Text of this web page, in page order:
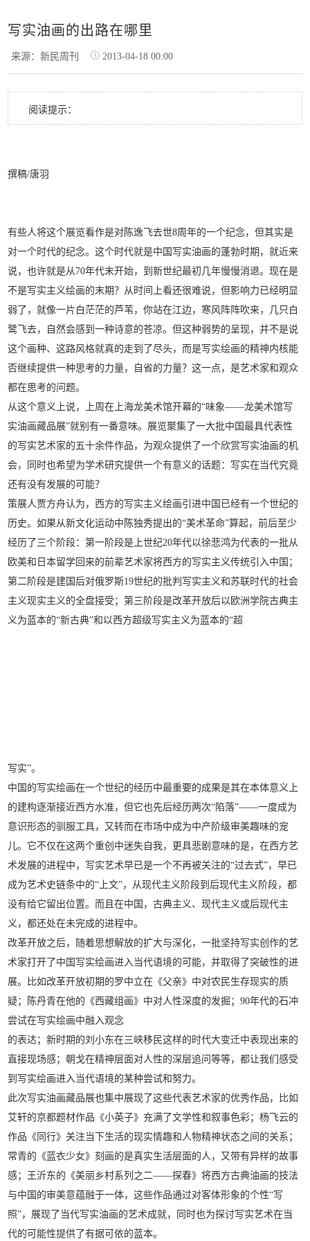
写实油画的出路在哪里
来源：新民周刊 2013-04-18 00:00
阅读提示：
撰稿/唐羽
有些人将这个展览看作是对陈逸飞去世8周年的一个纪念，但其实是
对一个时代的纪念。这个时代就是中国写实油画的蓬勃时期，就近来
说，也许就是从70年代末开始，到新世纪最初几年慢慢消退。现在是
不是写实主义绘画的末期？从时间上看还很难说，但影响力已经明显
弱了，就像一片白茫茫的芦苇，你站在江边，寒风阵阵吹来，几只白
鹭飞去，自然会感到一种诗意的苍凉。但这种弱势的呈现，并不是说
这个画种、这路风格就真的走到了尽头，而是写实绘画的精神内核能
否继续提供一种思考的力量，自省的力量？这一点，是艺术家和观众
都在思考的问题。
从这个意义上说，上周在上海龙美术馆开幕的“味象——龙美术馆写
实油画藏品展”就别有一番意味。展览聚集了一大批中国最具代表性
的写实艺术家的五十余件作品，为观众提供了一个欣赏写实油画的机
会，同时也希望为学术研究提供一个有意义的话题：写实在当代究竟
还有没有发展的可能？
策展人贾方舟认为，西方的写实主义绘画引进中国已经有一个世纪的
历史。如果从新文化运动中陈独秀提出的“美术革命”算起，前后至少
经历了三个阶段：第一阶段是上世纪20年代以徐悲鸿为代表的一批从
欧美和日本留学回来的前辈艺术家将西方的写实主义传统引入中国；
第二阶段是建国后对俄罗斯19世纪的批判写实主义和苏联时代的社会
主义现实主义的全盘接受；第三阶段是改革开放后以欧洲学院古典主
义为蓝本的“新古典”和以西方超级写实主义为蓝本的“超
写实”。
中国的写实绘画在一个世纪的经历中最重要的成果是其在本体意义上
的建构逐渐接近西方水准，但它也先后经历两次“陷落”——一度成为
意识形态的驯服工具，又转而在市场中成为中产阶级审美趣味的宠
儿。它不仅在这两个重创中迷失自我，更具悲剧意味的是，在西方艺
术发展的进程中，写实艺术早已是一个不再被关注的“过去式”，早已
成为艺术史链条中的“上文”，从现代主义阶段到后现代主义阶段，都
没有给它留出位置。而且在中国，古典主义、现代主义或后现代主
义，都还处在未完成的进程中。
改革开放之后，随着思想解放的扩大与深化，一批坚持写实创作的艺
术家打开了中国写实绘画进入当代语境的可能，并取得了突破性的进
展。比如改革开放初期的罗中立在《父亲》中对农民生存现实的质
疑；陈丹青在他的《西藏组画》中对人性深度的发掘；90年代的石冲
尝试在写实绘画中融入观念
的表达；新时期的刘小东在三峡移民这样的时代大变迁中表现出来的
直接现场感；朝戈在精神层面对人性的深层追问等等，都让我们感受
到写实绘画进入当代语境的某种尝试和努力。
此次写实油画藏品展也集中展现了这些代表艺术家的优秀作品，比如
艾轩的京都题材作品《小英子》充满了文学性和叙事色彩；杨飞云的
作品《同行》关注当下生活的现实情趣和人物精神状态之间的关系；
常青的《蓝衣少女》刻画的是真实生活层面的人，又带有异样的故事
感；王沂东的《美丽乡村系列之二——探春》将西方古典油画的技法
与中国的审美意蕴融于一体，这些作品通过对客体形象的个性“写
照”，展现了当代写实油画的艺术成就，同时也为探讨写实艺术在当
代的可能性提供了有据可依的蓝本。